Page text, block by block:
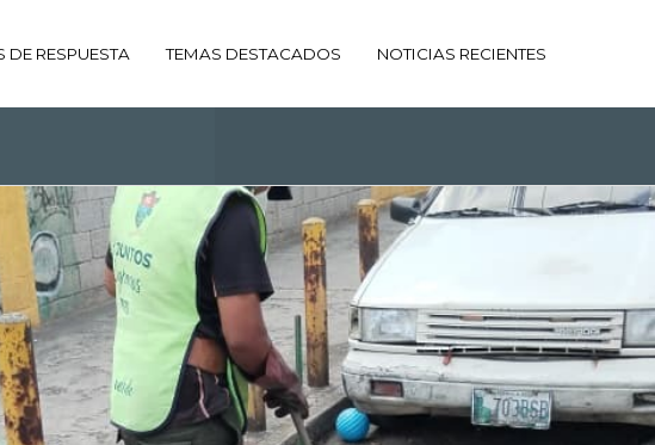
DE RESPUESTA TEMAS DESTACADOS NOTICIAS RECIENTES